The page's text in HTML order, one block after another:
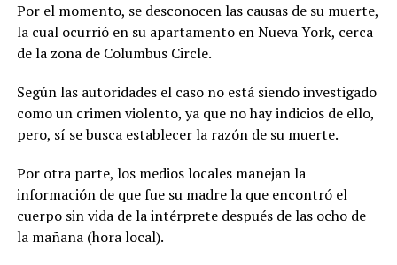
Por el momento, se desconocen las causas de su muerte,
la cual ocurrió en su apartamento en Nueva York, cerca
de la zona de Columbus Circle.
Según las autoridades el caso no está siendo investigado
como un crimen violento, ya que no hay indicios de ello,
pero, sí se busca establecer la razón de su muerte.
Por otra parte, los medios locales manejan la
información de que fue su madre la que encontró el
cuerpo sin vida de la intérprete después de las ocho de
la mañana (hora local).